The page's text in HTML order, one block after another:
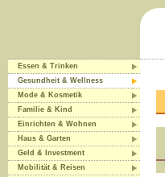
Essen & Trinken
Gesundheit & Wellness
Mode & Kosmetik
Familie & Kind
Einrichten & Wohnen
Haus & Garten
Geld & Investment
Mobilität & Reisen